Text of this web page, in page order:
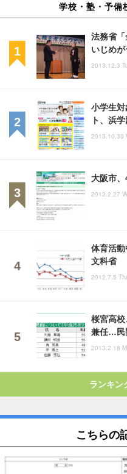
学校・塾・予備
法務省「
いじめ
2013.12.3
小学生対
ト、浜
2013.10.30
大阪市
2013.2.27
体育活
文科省
2012.7.5
桜宮高
兼任…民
2013.2.18
ランキン
こちらの